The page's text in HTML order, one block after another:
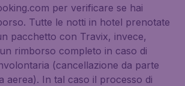
per verificare se hai
Tutte le notti in hotel prenotate
pacchetto con Travix, invece,
rimborso completo in caso di
(cancellazione da parte
aerea). In tal caso il processo di